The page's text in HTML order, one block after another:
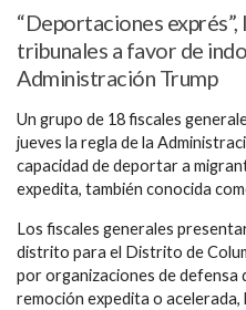
“Deportaciones exprés”,
tribunales a favor de
Administración Trump
Un grupo de 18 fiscales
jueves la regla de la
capacidad de deportar a
expedita, también conocida
Los fiscales generales
distrito para el Distrito de
por organizaciones de defensa
remoción expedita o